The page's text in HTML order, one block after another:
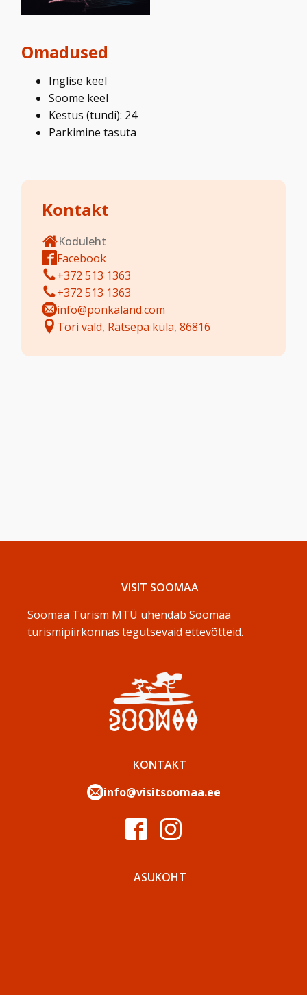
Omadused
Inglise keel
Soome keel
Kestus (tundi): 24
Parkimine tasuta
Kontakt
Koduleht
Facebook
+372 513 1363
+372 513 1363
info@ponkaland.com
Tori vald, Rätsepa küla, 86816
VISIT SOOMAA
Soomaa Turism MTÜ ühendab Soomaa
turismipiirkonnas tegutsevaid ettevõtteid.
KONTAKT
info@visitsoomaa.ee
ASUKOHT